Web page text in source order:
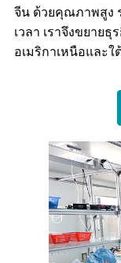
จีน ด้วยคุณภาพสูง
เวลา เราจึงขยาย
อเมริกาเหนือและใ